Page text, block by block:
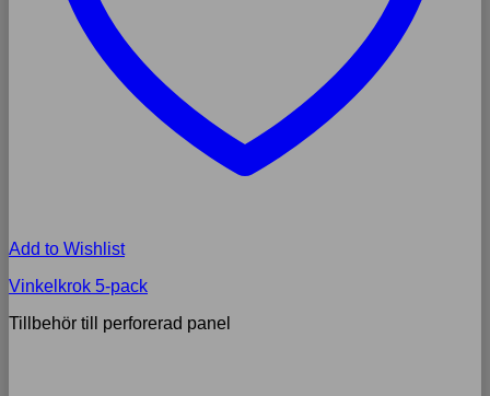
Add to Wishlist
Vinkelkrok 5-pack
Tillbehör till perforerad panel